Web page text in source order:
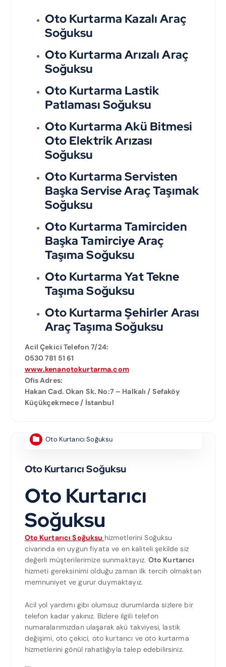
Oto Kurtarma Kazalı Araç
Soğuksu
Oto Kurtarma Arızalı Araç
Soğuksu
Oto Kurtarma Lastik
Patlaması Soğuksu
Oto Kurtarma Akü Bitmesi
Oto Elektrik Arızası
Soğuksu
Oto Kurtarma Servisten
Başka Servise Araç Taşımak
Soğuksu
Oto Kurtarma Tamirciden
Başka Tamirciye Araç
Taşıma Soğuksu
Oto Kurtarma Yat Tekne
Taşıma Soğuksu
Oto Kurtarma Şehirler Arası
Araç Taşıma Soğuksu
Acil Çekici Telefon 7/24:
0530 781 51 61
www.kenanotokurtarma.com
Ofis Adres:
Hakan Cad. Okan Sk. No:7 – Halkalı / Sefaköy
Küçükçekmece / İstanbul
Oto Kurtarıcı Soğuksu
Oto Kurtarıcı Soğuksu
Oto Kurtarıcı
Soğuksu
Oto Kurtarıcı Soğuksu hizmetlerini Soğuksu
civarında en uygun fiyata ve en kaliteli şekilde siz
değerli müşterilerimize sunmaktayız. Oto Kurtarıcı
hizmeti gereksinimi olduğu zaman ilk tercih olmaktan
memnuniyet ve gurur duymaktayız.
Acil yol yardımı gibi olumsuz durumlarda sizlere bir
telefon kadar yakınız. Bizlere ilgili telefon
numaralarımızdan ulaşarak akü takviyesi, lastik
değişimi, oto çekici, oto kurtarıcı ve oto kurtarma
hizmetlerini gönül rahatlığıyla talep edebilirsiniz.